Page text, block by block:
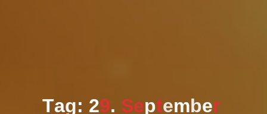
Tag: 29. September